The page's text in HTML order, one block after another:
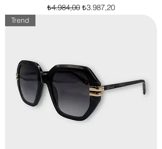
Normal Fiyat
₺4.984,00 İndirimli Fiyat
₺3.987,20
Trend